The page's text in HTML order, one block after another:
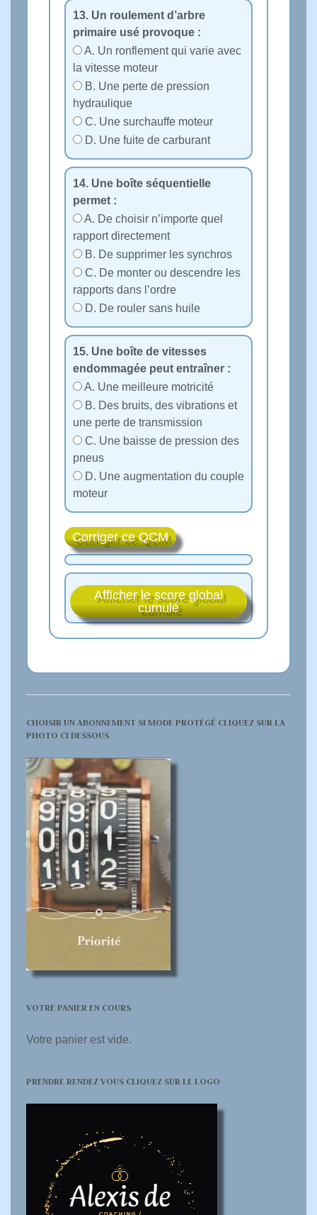
13. Un roulement d’arbre
primaire usé provoque :
A. Un ronflement qui varie avec
la vitesse moteur
B. Une perte de pression
hydraulique
C. Une surchauffe moteur
D. Une fuite de carburant
14. Une boîte séquentielle
permet :
A. De choisir n’importe quel
rapport directement
B. De supprimer les synchros
C. De monter ou descendre les
rapports dans l’ordre
D. De rouler sans huile
15. Une boîte de vitesses
endommagée peut entraîner :
A. Une meilleure motricité
B. Des bruits, des vibrations et
une perte de transmission
C. Une baisse de pression des
pneus
D. Une augmentation du couple
moteur
Corriger ce QCM
Afficher le score global
cumulé
CHOISIR UN ABONNEMENT SI MODE PROTÉGÉ CLIQUEZ SUR LA
PHOTO CI DESSOUS
VOTRE PANIER EN COURS
Votre panier est vide.
PRENDRE RENDEZ VOUS CLIQUEZ SUR LE LOGO